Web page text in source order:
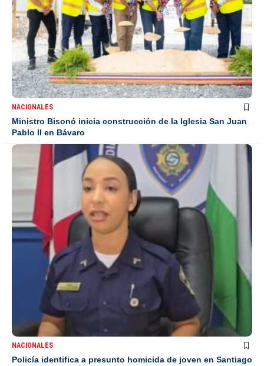
NACIONALES
Ministro Bisonó inicia construcción de la Iglesia San Juan
Pablo II en Bávaro
NACIONALES
Policía identifica a presunto homicida de joven en Santiago